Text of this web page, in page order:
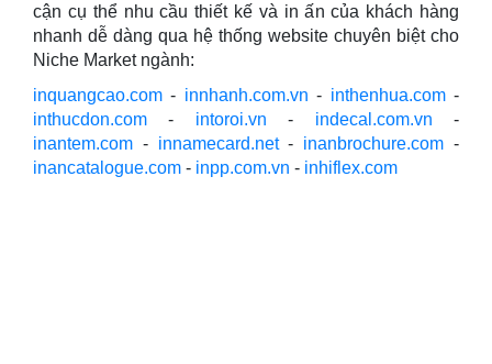
cận cụ thể nhu cầu thiết kế và in ấn của khách hàng
nhanh dễ dàng qua hệ thống website chuyên biệt cho
Niche Market ngành:
inquangcao.com - innhanh.com.vn - inthenhua.com-
inthucdon.com - intoroi.vn - indecal.com.vn -
inantem.com - innamecard.net- inanbrochure.com -
inancatalogue.com - inpp.com.vn - inhiflex.com